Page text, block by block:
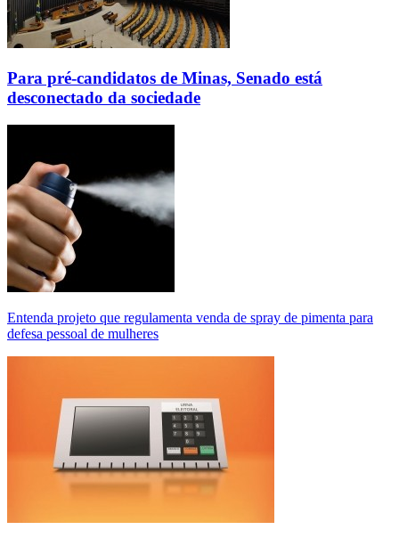
Para pré-candidatos de Minas, Senado está
desconectado da sociedade
Entenda projeto que regulamenta venda de spray de pimenta para
defesa pessoal de mulheres